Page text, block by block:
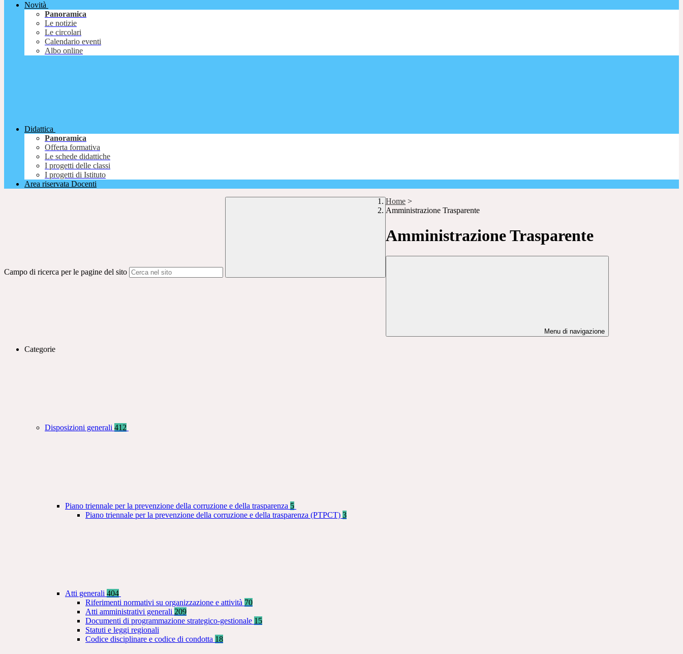
Novità
Panoramica
Le notizie
Le circolari
Calendario eventi
Albo online
Didattica
Panoramica
Offerta formativa
Le schede didattiche
I progetti delle classi
I progetti di Istituto
Area riservata Docenti
Campo di ricerca per le pagine del sito
Home >
Amministrazione Trasparente
Amministrazione Trasparente
Menu di navigazione
Categorie
Disposizioni generali 412
Piano triennale per la prevenzione della corruzione e della trasparenza 5
Piano triennale per la prevenzione della corruzione e della trasparenza (PTPCT) 3
Atti generali 404
Riferimenti normativi su organizzazione e attività 70
Atti amministrativi generali 209
Documenti di programmazione strategico-gestionale 15
Statuti e leggi regionali
Codice disciplinare e codice di condotta 18